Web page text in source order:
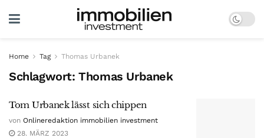
Home Tag Thomas Urbanek
Schlagwort:Thomas Urbanek
Tom Urbanek lässt sich chippen
von Onlineredaktion immobilien investment
28. MÄRZ 2023